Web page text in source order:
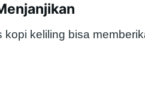
keliling bisa